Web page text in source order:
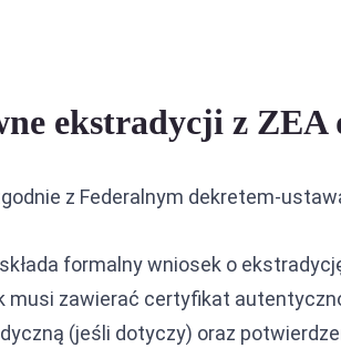
ekstradycji z
z Federalnym dekretem-
formalny wniosek o
musi zawierać certyfikat
(jeśli dotyczy) oraz